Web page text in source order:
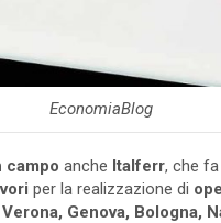
EconomiaBlog
campo anche Italferr, che
per la realizzazione di
Genova, Bologna,